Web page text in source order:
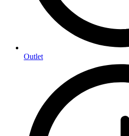
Outlet